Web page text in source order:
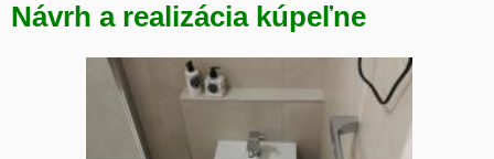
Návrh a realizácia kúpeľne